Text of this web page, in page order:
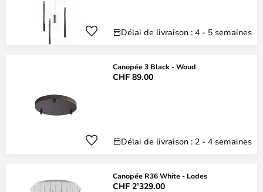
Délai de livraison : 4 - 5 semaines
Canopée 3 Black - Woud
CHF 89.00
Délai de livraison : 2 - 4 semaines
Canopée R36 White - Lodes
CHF 2’329.00